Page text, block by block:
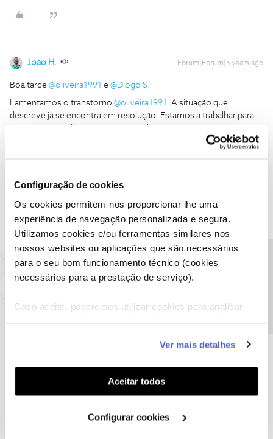
Configuração de cookies
Os cookies permitem-nos proporcionar lhe uma
experiência de navegação personalizada e segura.
Utilizamos cookies e/ou ferramentas similares nos
nossos websites ou aplicações que são necessários
para o seu bom funcionamento técnico (cookies
necessários para a prestação de serviço).
Caso aceite, poderemos utilizar cookies para analisar
funcionalidades (cookies de personalização e
funcionalidade) e adaptar anúncios aos seus interesses
(cookies de publicidade personalizada). Pode gerir a
utilização dos cookies clicando em "Configurar
Ver mais detalhes
Aceitar todos
Configurar cookies
João H. Forum|Forum|5 years ago
Boa tarde @oliveira1991 e @Diogo S.
Lamentamos o transtorno @oliveira1991 . A situação que
descreve já se encontra em resolução. Estamos a trabalhar para
Ajude a comunidade a encontrar informação relevante. Marque
Siga os perfis da moderação, através da opção "Seguir", para estar
sempre a par das ultimas novidades.